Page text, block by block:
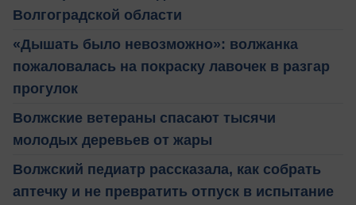
Волгоградской области
«Дышать было невозможно»: волжанка
пожаловалась на покраску лавочек в разгар
прогулок
Волжские ветераны спасают тысячи
молодых деревьев от жары
Волжский педиатр рассказала, как собрать
аптечку и не превратить отпуск в испытание